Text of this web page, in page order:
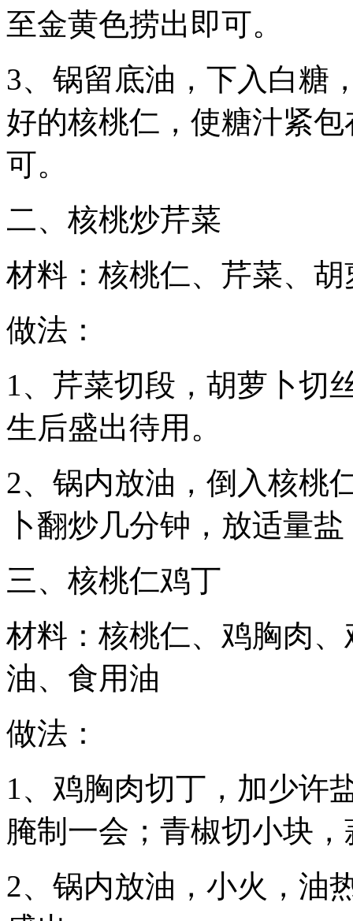
至金黄色捞出即可。
3、锅留底油，下入白糖
好的核桃仁，使糖汁紧
可。
二、核桃炒芹菜
材料：核桃仁、芹菜、
做法：
1、芹菜切段，胡萝卜切
生后盛出待用。
2、锅内放油，倒入核桃
卜翻炒几分钟，放适量
三、核桃仁鸡丁
材料：核桃仁、鸡胸肉
油、食用油
做法：
1、鸡胸肉切丁，加少许
腌制一会；青椒切小块
2、锅内放油，小火，油